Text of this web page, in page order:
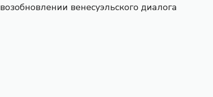
возобновлении венесуэльского диалога